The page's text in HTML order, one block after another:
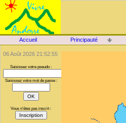
Saisissez votre pseudo :
Saisissez votre mot de passe :
Vous n'êtes pas inscrit :
06 Août 2026 21:52:55
Accueil Principauté